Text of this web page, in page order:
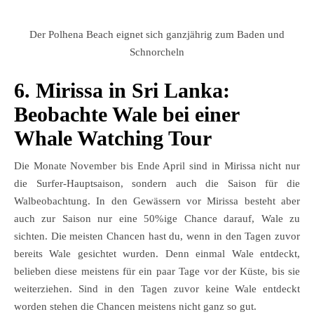
Der Polhena Beach eignet sich ganzjährig zum Baden und
Schnorcheln
6. Mirissa in Sri Lanka:
Beobachte Wale bei einer
Whale Watching Tour
Die Monate November bis Ende April sind in Mirissa nicht nur
die Surfer-Hauptsaison, sondern auch die Saison für die
Walbeobachtung. In den Gewässern vor Mirissa besteht aber
auch zur Saison nur eine 50%ige Chance darauf, Wale zu
sichten. Die meisten Chancen hast du, wenn in den Tagen zuvor
bereits Wale gesichtet wurden. Denn einmal Wale entdeckt,
belieben diese meistens für ein paar Tage vor der Küste, bis sie
weiterziehen. Sind in den Tagen zuvor keine Wale entdeckt
worden stehen die Chancen meistens nicht ganz so gut.